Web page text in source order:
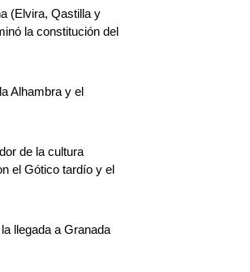
(Elvira, Qastilla y
la constitución del
Alhambra y el
de la cultura
el Gótico tardío y el
llegada a Granada